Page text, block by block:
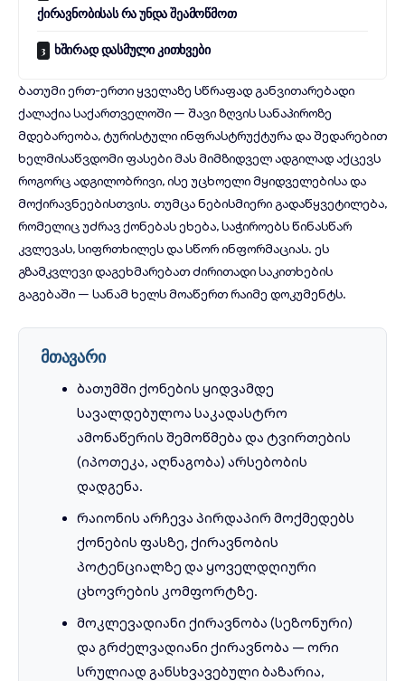
ქირავნობისას რა უნდა შეამოწმოთ
ხშირად დასმული კითხვები
ბათუმი ერთ-ერთი ყველაზე სწრაფად განვითარებადი
ქალაქია საქართველოში — შავი ზღვის სანაპიროზე
მდებარეობა, ტურისტული ინფრასტრუქტურა და შედარებით
ხელმისაწვდომი ფასები მას მიმზიდველ ადგილად აქცევს
როგორც ადგილობრივი, ისე უცხოელი მყიდველებისა და
მოქირავნეებისთვის. თუმცა ნებისმიერი გადაწყვეტილება,
რომელიც უძრავ ქონებას ეხება, საჭიროებს წინასწარ
კვლევას, სიფრთხილეს და სწორ ინფორმაციას. ეს
გზამკვლევი დაგეხმარებათ ძირითადი საკითხების
გაგებაში — სანამ ხელს მოაწერთ რაიმე დოკუმენტს.
მთავარი
ბათუმში ქონების ყიდვამდე
სავალდებულოა საკადასტრო
ამონაწერის შემოწმება და ტვირთების
(იპოთეკა, აღნაგობა) არსებობის
დადგენა.
რაიონის არჩევა პირდაპირ მოქმედებს
ქონების ფასზე, ქირავნობის
პოტენციალზე და ყოველდღიური
ცხოვრების კომფორტზე.
მოკლევადიანი ქირავნობა (სეზონური)
და გრძელვადიანი ქირავნობა — ორი
სრულიად განსხვავებული ბაზარია,